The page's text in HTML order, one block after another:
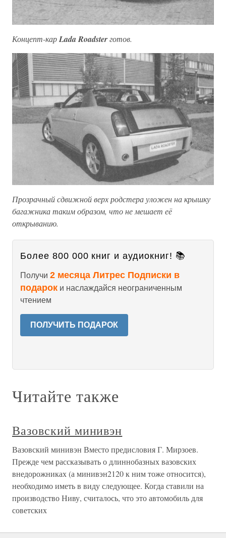
Концепт-карLada Roadsterготов.
Прозрачный сдвижной верх родстера уложен на крышку
багажника таким образом, что не мешает её
открыванию.
Более 800 000 книг и аудиокниг! 📚
Получи 2 месяца Литрес Подписки в
подарок и наслаждайся неограниченным
чтением
ПОЛУЧИТЬ ПОДАРОК
Читайте также
Вазовский минивэн
Вазовский минивэн Вместо предисловия Г. Мирзоев.
Прежде чем рассказывать о длиннобазных вазовских
внедорожниках (а минивэн2120 к ним тоже относится),
необходимо иметь в виду следующее. Когда ставили на
производство Ниву, считалось, что это автомобиль для
советских